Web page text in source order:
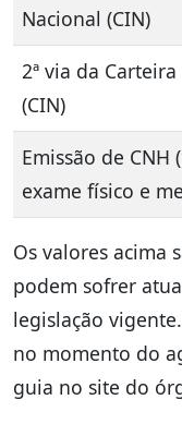
Nacional (CIN)
2ª via da
(CIN)
Emissão de CNH
exame físico e
Os valores acima
podem sofrer
legislação
no momento do
guia no site do